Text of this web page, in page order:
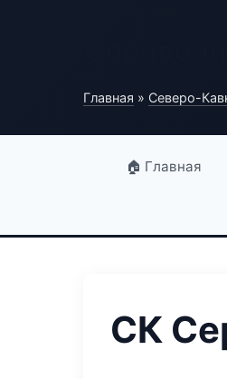
Главная » Северо-
🏠 Главная
СК